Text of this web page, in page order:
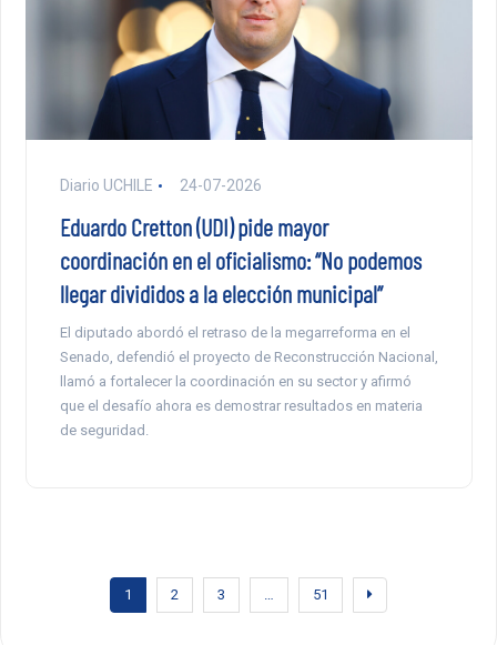
Diario UCHILE 24-07-2026
Eduardo Cretton (UDI) pide mayor
coordinación en el oficialismo: “No podemos
llegar divididos a la elección municipal”
El diputado abordó el retraso de la megarreforma en el
Senado, defendió el proyecto de Reconstrucción Nacional,
llamó a fortalecer la coordinación en su sector y afirmó
que el desafío ahora es demostrar resultados en materia
de seguridad.
1 2 3 … 51